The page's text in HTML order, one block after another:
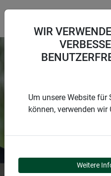
WIR
Um unsere Website für
können, verwenden wir
Weitere